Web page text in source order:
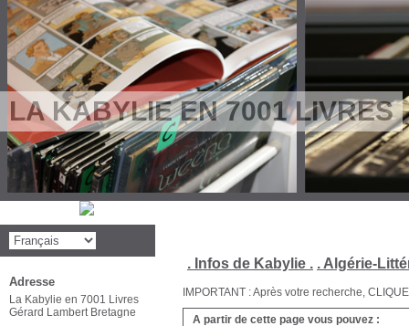
LA KABYLIE EN 7001 LIVRES
. Infos de Kabylie . . Algérie-
IMPORTANT : Après votre recherche,
A partir de cette page vous pouvez :
Adresse
La Kabylie en 7001 Livres
Gérard Lambert Bretagne